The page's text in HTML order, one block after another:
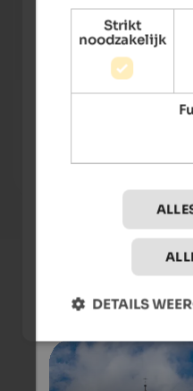
Falkensteiner Hotel
Experience a romantic
far away from the hustle
Strikt
noodzakelijk
DETAILS